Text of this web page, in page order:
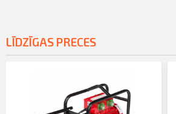
LĪDZĪGAS PRECES